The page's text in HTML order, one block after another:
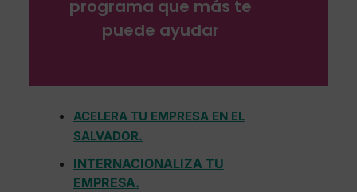
programa que más te
puede ayudar
ACELERA TU EMPRESA EN EL
SALVADOR.
INTERNACIONALIZA TU
EMPRESA.